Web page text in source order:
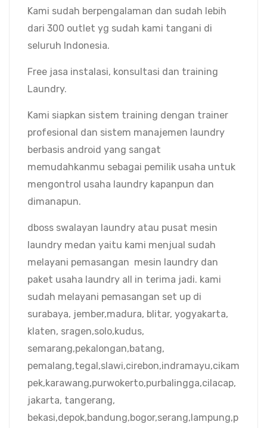
Kami sudah berpengalaman dan sudah lebih
dari 300 outlet yg sudah kami tangani di
seluruh Indonesia.
Free jasa instalasi, konsultasi dan training
Laundry.
Kami siapkan sistem training dengan trainer
profesional dan sistem manajemen laundry
berbasis android yang sangat
memudahkanmu sebagai pemilik usaha untuk
mengontrol usaha laundry kapanpun dan
dimanapun.
dboss swalayan laundry atau pusat mesin
laundry medan yaitu kami menjual sudah
melayani pemasangan mesin laundry dan
paket usaha laundry all in terima jadi. kami
sudah melayani pemasangan set up di
surabaya, jember,madura, blitar, yogyakarta,
klaten, sragen,solo,kudus,
semarang,pekalongan,batang,
pemalang,tegal,slawi,cirebon,indramayu,cikam
pek,karawang,purwokerto,purbalingga,cilacap,
jakarta, tangerang,
bekasi,depok,bandung,bogor,serang,lampung,p